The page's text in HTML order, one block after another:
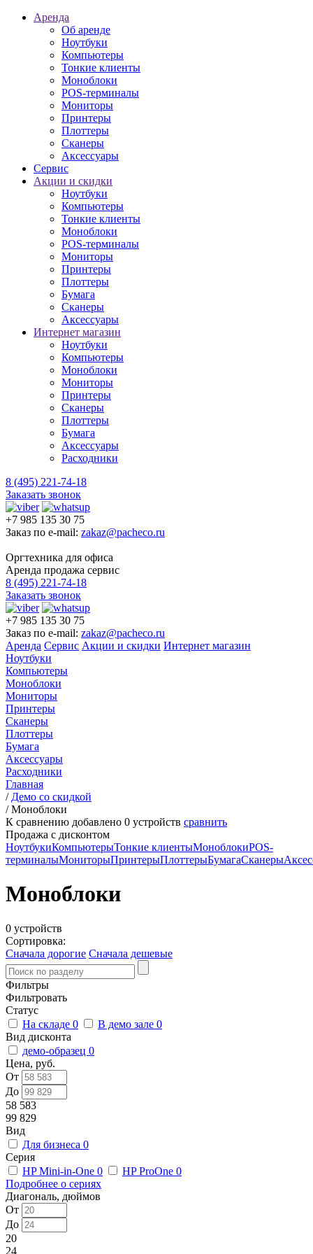
Аренда
Об аренде
Ноутбуки
Компьютеры
Тонкие клиенты
Моноблоки
POS-терминалы
Мониторы
Принтеры
Плоттеры
Сканеры
Аксессуары
Сервис
Акции и скидки
Ноутбуки
Компьютеры
Тонкие клиенты
Моноблоки
POS-терминалы
Мониторы
Принтеры
Плоттеры
Бумага
Сканеры
Аксессуары
Интернет магазин
Ноутбуки
Компьютеры
Моноблоки
Мониторы
Принтеры
Сканеры
Плоттеры
Бумага
Аксессуары
Расходники
8 (495) 221-74-18
Заказать звонок
+7 985 135 30 75
Заказ по e-mail: zakaz@pacheco.ru
Оргтехника для офиса
Аренда продажа сервис
8 (495) 221-74-18
Заказать звонок
+7 985 135 30 75
Заказ по e-mail: zakaz@pacheco.ru
Аренда Сервис Акции и скидки Интернет магазин
Ноутбуки
Компьютеры
Моноблоки
Мониторы
Принтеры
Сканеры
Плоттеры
Бумага
Аксессуары
Расходники
Главная
/ Демо со скидкой
/Моноблоки
К сравнению добавлено 0 устройств сравнить
Продажа с дисконтом
НоутбукиКомпьютерыТонкие клиентыМоноблокиPOS-
терминалыМониторыПринтерыПлоттерыБумагаСканеры
Моноблоки
0 устройств
Сортировка:
Сначала дорогие Сначала дешевые
Фильтры
Фильтровать
Статус
На складе 0 В демо зале 0
Вид дисконта
демо-образец 0
Цена, руб.
От
До
58 583
99 829
Вид
Для бизнеса 0
Серия
HP Mini-in-One 0 HP ProOne 0
Подробнее о сериях
Диагональ, дюймов
От
До
20
24